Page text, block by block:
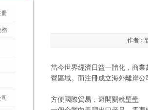
冊
務
作者：
當今世界經濟日益一體化，商
營區域。而注冊成立海外離岸
方便國際貿易，避開關稅壁壘